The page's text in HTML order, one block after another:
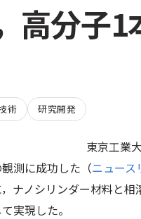
高分子
術 研究開発
東京工業
測に成功した（ニュース
ナノシリンダー材料と
実現した。